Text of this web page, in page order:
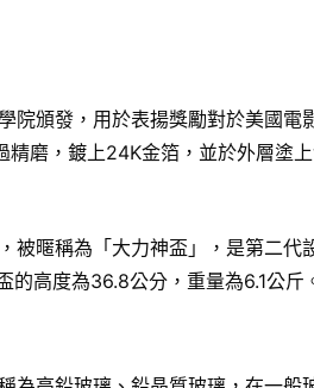
院頒發，用於表揚獎勵對於美國
磨，鍍上24K金箔，並於外層塗
被暱稱為「大力神盃」，是第二
的高度為36.8公分，重量為6.1公